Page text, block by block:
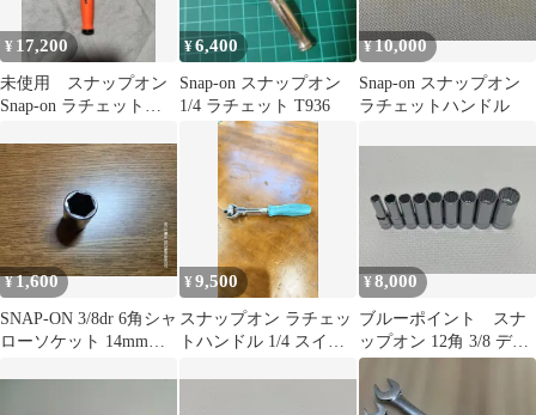
¥ 17,200
未使用 スナップオン
Snap-on ラチェット
¥6,400
Snap-on スナップオン
1/4 ラチェット T936
¥10,000
Snap-on スナップオン
ラチェットハンドル
¥1,600
SNAP-ON 3/8dr 6角シャ
ローソケット 14mm
¥9,500
スナップオン ラチェッ
トハンドル 1/4 スイベ
¥8,000
ブルーポイント スナ
ップオン 12角 3/8 ディ
ープソケット